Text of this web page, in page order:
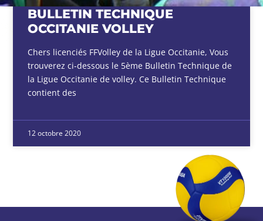
BULLETIN TECHNIQUE
OCCITANIE VOLLEY
Chers licenciés FFVolley de la Ligue Occitanie, Vous
trouverez ci-dessous le 5ème Bulletin Technique de
la Ligue Occitanie de volley. Ce Bulletin Technique
contient des
12 octobre 2020